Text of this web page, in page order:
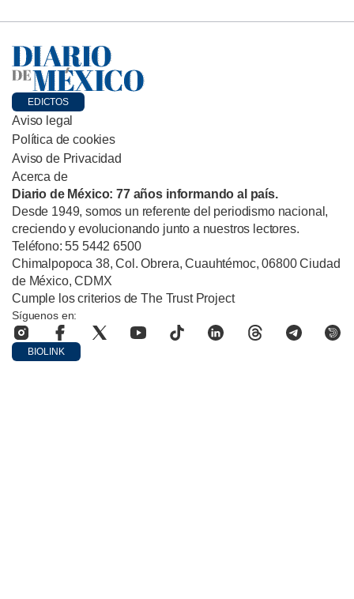
EDICTOS
Aviso legal
Política de cookies
Aviso de Privacidad
Acerca de
Diario de México: 77 años informando al país.
Desde 1949, somos un referente del periodismo nacional,
creciendo y evolucionando junto a nuestros lectores.
Teléfono: 55 5442 6500
Chimalpopoca 38, Col. Obrera, Cuauhtémoc, 06800 Ciudad
de México, CDMX
Cumple los criterios de The Trust Project
Síguenos en:
BIOLINK